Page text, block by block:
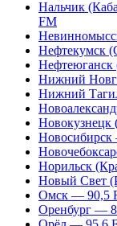
Нальчик
FM
Нефтекумск
Нижний
Нижний
Новокузнецк
Норильск
Новый Свет
Омск — 90,5
Оренбург —